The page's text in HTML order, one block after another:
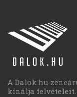
A Dalok.hu
kínálja felvételeit.